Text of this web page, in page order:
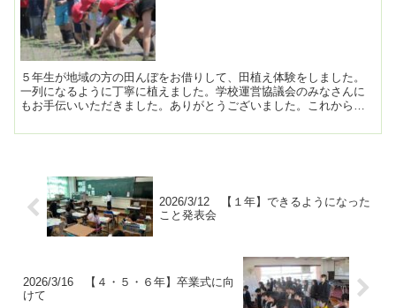
５年生が地域の方の田んぼをお借りして、田植え体験をしました。
一列になるように丁寧に植えました。学校運営協議会のみなさんに
もお手伝いいただきました。ありがとうございました。これからの
2026/3/12 【１年】できるようになった
こと発表会
2026/3/16 【４・５・６年】卒業式に向
けて